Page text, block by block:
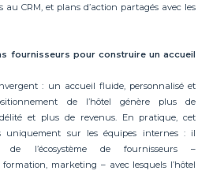
au CRM, et plans d’action partagés avec les
fournisseurs pour construire un accueil
: un accueil fluide, personnalisé et
de l’hôtel génère plus de
et plus de revenus. En pratique, cet
uniquement sur les équipes internes : il
de l’écosystème de fournisseurs –
formation, marketing – avec lesquels l’hôtel